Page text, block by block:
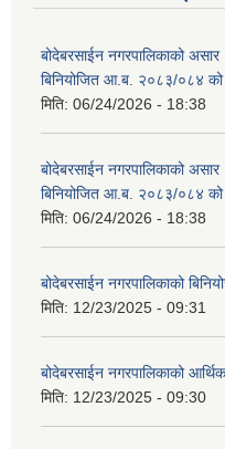
बोदेबरसाईन नगरपालिकाको
बिनियोजित आ.ब. २०८३/०८४ को
मिति: 06/24/2026 - 18:38
बोदेबरसाईन नगरपालिकाको
बिनियोजित आ.ब. २०८३/०८४ को
मिति: 06/24/2026 - 18:38
बोदेबरसाईन नगरपालिकाको
मिति: 12/23/2025 - 09:31
बोदेबरसाईन नगरपालिकाको
मिति: 12/23/2025 - 09:30